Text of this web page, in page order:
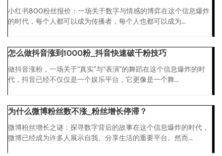
小红书800粉丝报价：一场关于数字与情感的博弈在这个信息爆炸
的时代，每个人都可以成为传播者，每个人也都可以成为...
怎么做抖音涨到1000粉_抖音快速破千粉技巧
做抖音涨粉，一场关于“真实”与“表演”的舞蹈在这个信息爆炸的时
代，抖音已经不仅仅是一个娱乐平台，它更像是一个舞...
为什么微博粉丝数不涨_粉丝增长停滞？
微博粉丝增长之谜：探寻数字背后的故事在这个信息爆炸的时代，
微博已经成为许多人展示自我、分享生活的重要平台。然而...